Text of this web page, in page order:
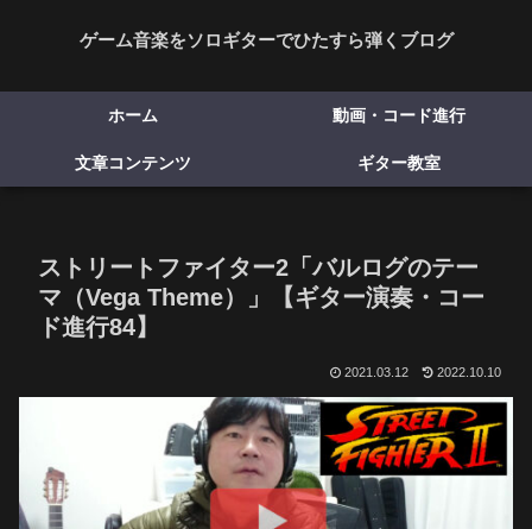
ゲーム音楽をソロギターでひたすら弾くブログ
ホーム 動画・コード進行
文章コンテンツ ギター教室
ストリートファイター2「バルログのテー
マ（Vega Theme）」【ギター演奏・コー
ド進行84】
2021.03.12 2022.10.10